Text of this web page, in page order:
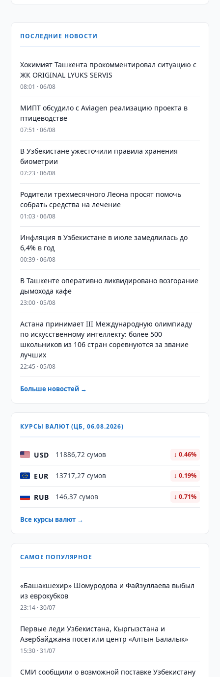
ПОСЛЕДНИЕ НОВОСТИ
Хокимият Ташкента прокомментировал ситуацию с
ЖК ORIGINAL LYUKS SERVIS
08:01 · 06/08
МИПТ обсудило с Aviagen реализацию проекта в
птицеводстве
07:51 · 06/08
В Узбекистане ужесточили правила хранения
биометрии
07:23 · 06/08
Родители трехмесячного Леона просят помочь
собрать средства на лечение
01:03 · 06/08
Инфляция в Узбекистане в июле замедлилась до
6,4% в год
00:39 · 06/08
В Ташкенте оперативно ликвидировано возгорание
дымохода кафе
23:00 · 05/08
Астана принимает III Международную олимпиаду
по искусственному интеллекту: более 500
школьников из 106 стран соревнуются за звание
лучших
22:45 · 05/08
Больше новостей →
КУРСЫ ВАЛЮТ (ЦБ, 06.08.2026)
USD 11886,72 сумов ↓ 0.46%
EUR 13717,27 сумов ↓ 0.19%
RUB 146,37 сумов ↓ 0.71%
Все курсы валют →
САМОЕ ПОПУЛЯРНОЕ
«Башакшехир» Шомуродова и Файзуллаева выбыл
из еврокубков
23:14 · 30/07
Первые леди Узбекистана, Кыргызстана и
Азербайджана посетили центр «Алтын Балалык»
15:30 · 31/07
СМИ сообщили о возможной поставке Узбекистану